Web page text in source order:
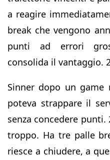
a reagire
break che vengono
punti ad errori
consolida il vantaggio.
Sinner dopo un
poteva strappare il
senza concedere punti.
troppo. Ha tre palle
riesce a chiudere, a